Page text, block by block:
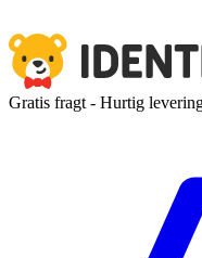
Gratis fragt - Hurtig